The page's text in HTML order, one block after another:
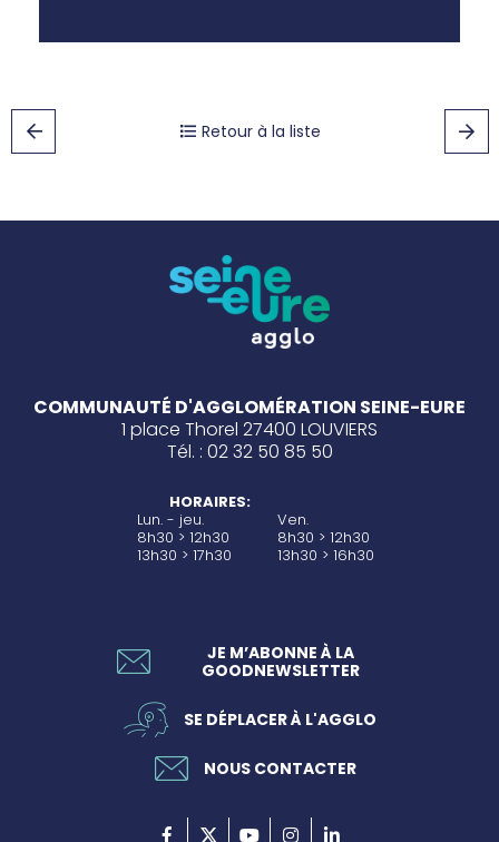
Retour à la liste
COMMUNAUTÉ D'AGGLOMÉRATION SEINE-EURE
1 place Thorel 27400 LOUVIERS
Tél. : 02 32 50 85 50
HORAIRES:
Lun. - jeu.
8h30 > 12h30
13h30 > 17h30
Ven.
8h30 > 12h30
13h30 > 16h30
JE M’ABONNE À LA
GOODNEWSLETTER
SE DÉPLACER À L'AGGLO
NOUS CONTACTER